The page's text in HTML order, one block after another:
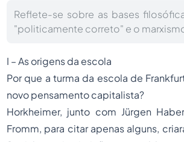
Reflete-se sobre as bases
"politicamente correto" e o
I – As origens da escola
Por que a turma da escola de
novo pensamento capitalista?
Horkheimer, junto com Jürgen
Fromm, para citar apenas alguns,